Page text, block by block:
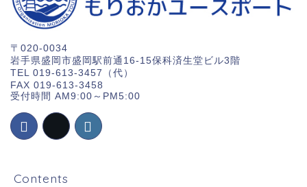
〒020-0034
岩手県盛岡市盛岡駅前通16-15保科済生堂ビル3階
TEL 019-613-3457（代）
FAX 019-613-3458
受付時間 AM9:00～PM5:00
Contents